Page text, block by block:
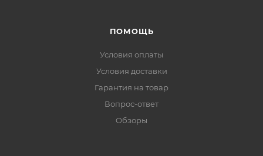
ПОМОЩЬ
Условия оплаты
Условия доставки
Гарантия на товар
Вопрос-ответ
Обзоры